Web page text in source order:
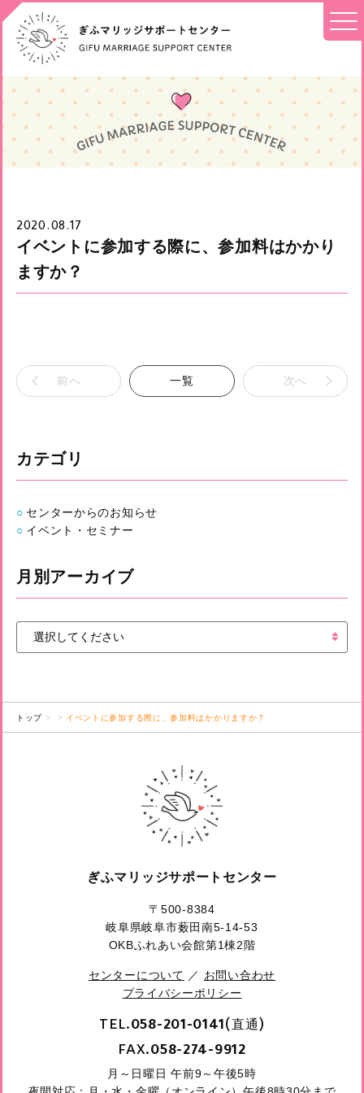
2020.08.17
イベントに参加する際に、参加料はかかり
ますか？
前へ 一覧 次へ
カテゴリ
センターからのお知らせ
イベント・セミナー
月別アーカイブ
トップ イベントに参加する際に、参加料はかかりますか？
ぎふマリッジサポートセンター
〒500-8384
岐阜県岐阜市薮田南5-14-53
OKBふれあい会館第1棟2階
センターについて ／ お問い合わせ
プライバシーポリシー
TEL.058-201-0141(直通)
FAX.058-274-9912
月～日曜日 午前9～午後5時